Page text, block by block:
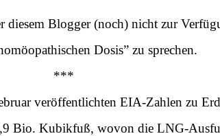
diesem Blogger (noch) nicht zur
Dosis” zu sprechen.
***
veröffentlichten EIA-Zahlen zu
Bio. Kubikfuß, wovon die LNG-